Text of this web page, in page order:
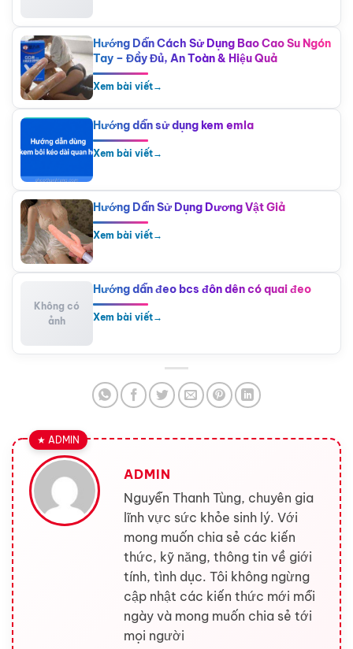
Hướng Dẫn Cách Sử Dụng Bao Cao Su Ngón
Tay – Đầy Đủ, An Toàn & Hiệu Quả
Xem bài viết→
Hướng dẫn sử dụng kem emla
Xem bài viết→
Hướng Dẫn Sử Dụng Dương Vật Giả
Xem bài viết→
Không có
ảnh
Hướng dẫn đeo bcs đôn dên có quai đeo
Xem bài viết→
ADMIN
Nguyễn Thanh Tùng, chuyên gia
lĩnh vực sức khỏe sinh lý. Với
mong muốn chia sẻ các kiến
thức, kỹ năng, thông tin về giới
tính, tình dục. Tôi không ngừng
cập nhật các kiến thức mới mỗi
ngày và mong muốn chia sẻ tới
mọi người